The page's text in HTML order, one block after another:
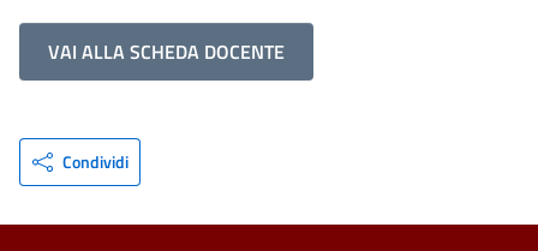
VAI ALLA SCHEDA DOCENTE
Condividi